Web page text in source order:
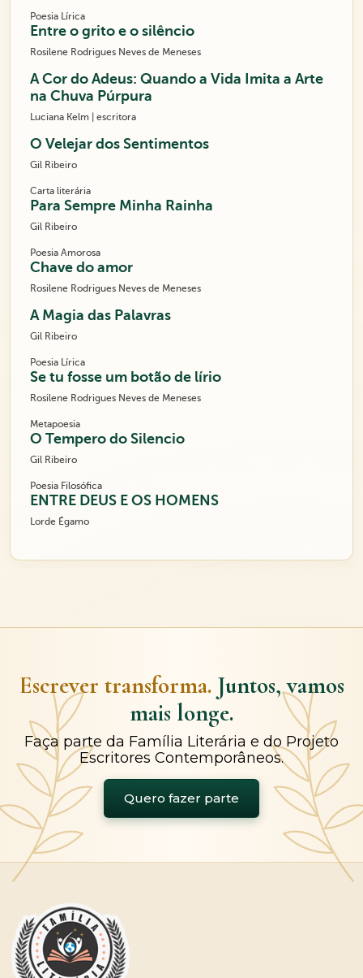
Poesia Lírica
Entre o grito e o silêncio
Rosilene Rodrigues Neves de Meneses
A Cor do Adeus: Quando a Vida Imita a Arte
na Chuva Púrpura
Luciana Kelm | escritora
O Velejar dos Sentimentos
Gil Ribeiro
Carta literária
Para Sempre Minha Rainha
Gil Ribeiro
Poesia Amorosa
Chave do amor
Rosilene Rodrigues Neves de Meneses
A Magia das Palavras
Gil Ribeiro
Poesia Lírica
Se tu fosse um botão de lírio
Rosilene Rodrigues Neves de Meneses
Metapoesia
O Tempero do Silencio
Gil Ribeiro
Poesia Filosófica
ENTRE DEUS E OS HOMENS
Lorde Égamo
Escrever transforma. Juntos, vamos
mais longe.
Faça parte da Família Literária e do Projeto
Escritores Contemporâneos.
Quero fazer parte